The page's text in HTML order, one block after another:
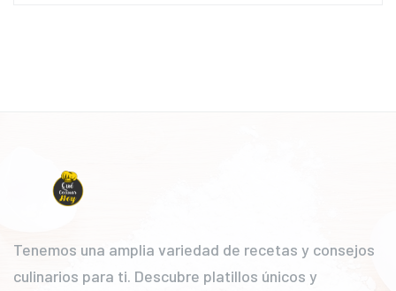
Tenemos una amplia variedad de recetas y consejos
culinarios para ti. Descubre platillos únicos y